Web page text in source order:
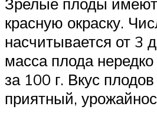
красную окраску.
насчитывается от 3
масса плода
за 100 г. Вкус
приятный,